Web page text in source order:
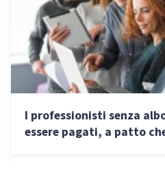
I professionisti senza
essere pagati, a patto